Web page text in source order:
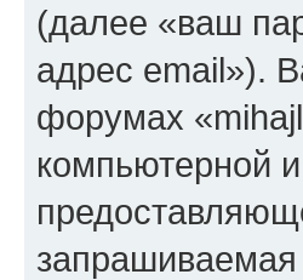
(далее «ваш
адрес email»).
форумах
компьютерной